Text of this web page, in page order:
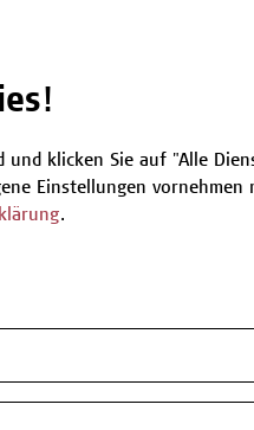
klicken Sie auf "Alle
Einstellungen
.